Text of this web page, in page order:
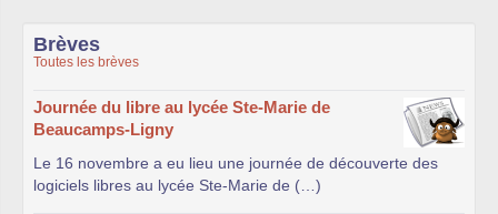
Brèves
Toutes les brèves
Journée du libre au lycée Ste-Marie de
Beaucamps-Ligny
Le 16 novembre a eu lieu une journée de découverte des
logiciels libres au lycée Ste-Marie de (…)